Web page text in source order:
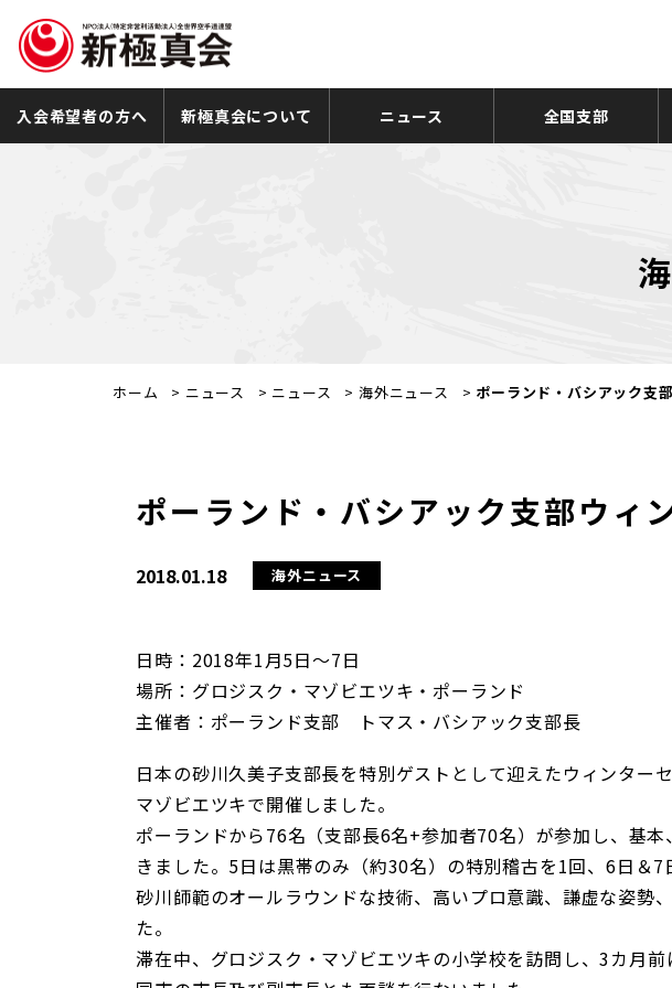
入会希望者の方へ 新極真会について ニュース 全国支部
ホーム > ニュース > ニュース >海外ニュース > ポーランド・バシアック支
ポーランド・バシアック支部ウィ
2018.01.18 海外ニュース
日時：2018年1月5日～7日
場所：グロジスク・マゾビエツキ・ポーランド
主催者：ポーランド支部 トマス・バシアック支部長
日本の砂川久美子支部長を特別ゲストとして迎えたウィンター
マゾビエツキで開催しました。
ポーランドから76名（支部長6名+参加者70名）が参加し、基
きました。5日は黒帯のみ（約30名）の特別稽古を1回、6日＆7
砂川師範のオールラウンドな技術、高いプロ意識、謙虚な姿勢
た。
滞在中、グロジスク・マゾビエツキの小学校を訪問し、3カ月前